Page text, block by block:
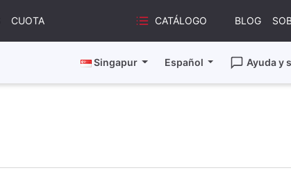
CUOTA CATÁLOGO BLOG
Singapur Español Ayuda y